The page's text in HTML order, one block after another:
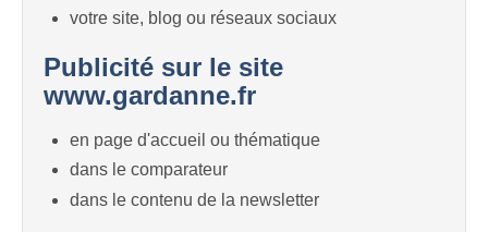
votre site, blog ou réseaux sociaux
Publicité sur le site
www.gardanne.fr
en page d'accueil ou thématique
dans le comparateur
dans le contenu de la newsletter